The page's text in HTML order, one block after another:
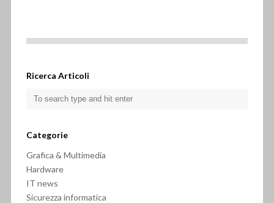
Ricerca Articoli
Categorie
Grafica & Multimedia
Hardware
IT news
Sicurezza informatica